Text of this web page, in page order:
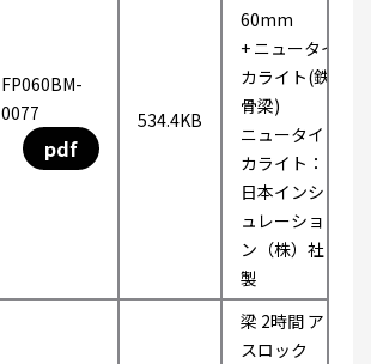
FP060BM-
0077
pdf
534.4KB
60mm
+ ニュータイ
カライト(鉄
骨梁)
ニュータイ
カライト：
日本インシ
ュレーショ
ン（株）社
製
梁 2時間 ア
スロック